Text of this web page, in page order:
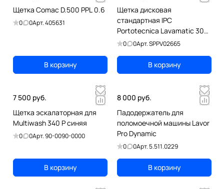
Щетка Comac D.500 PPL 0.6
0 0Арт.405631
В корзину
Щетка дисковая
стандартная IPC
Portotecnica Lavamatic 30
(SPPV01188)
0 0Арт.SPPV02665
В корзину
7 500 руб.
Щетка эскалаторная для
Multiwash 340 P синяя
0 0Арт.90-0090-0000
В корзину
8 000 руб.
Падодержатель для
поломоечной машины Lavor
Pro Dynamic
0 0Арт.5.511.0229
В корзину